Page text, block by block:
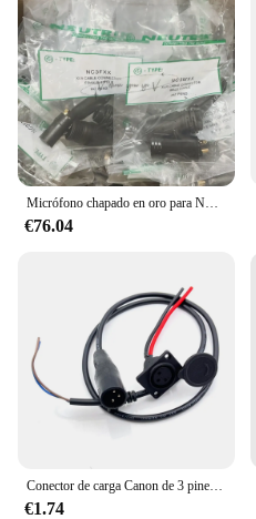
Micrófono chapado en oro para NEUTRIK, conector macho y hembra, XLR, Canon, NC3FXX, 30 Uds./nc3mxx-b, 60 uds./lote, nuevo
€76.04
Conector de carga Canon de 3 pines, Cable de interfaz de enchufe macho, 2 cables, enchufe hembra para bicicleta eléctrica, coche y bicicleta de equilibrio
€1.74